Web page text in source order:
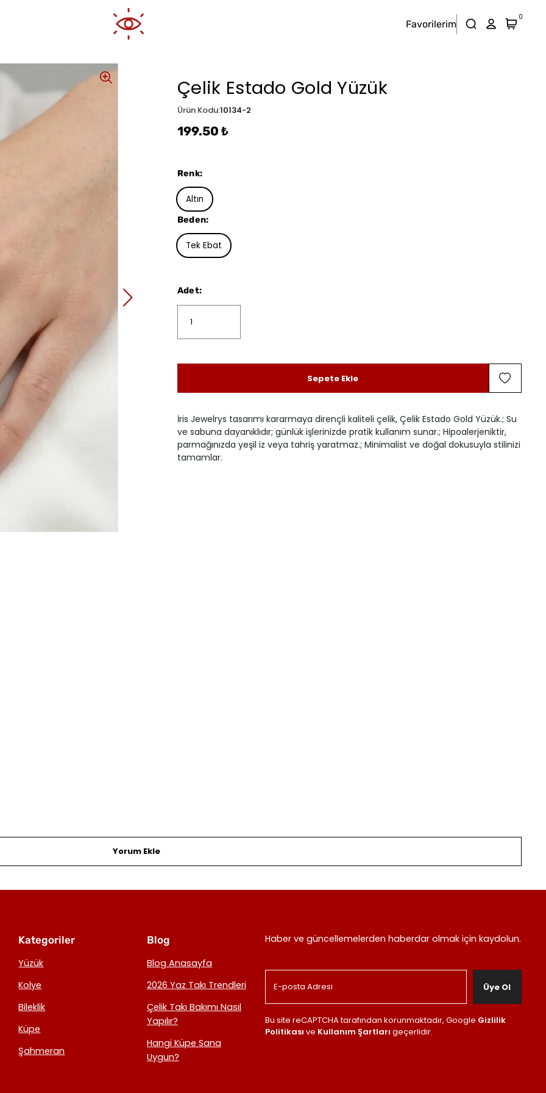
Favorilerim
0
Çelik Estado Gold Yüzük
Ürün Kodu:10134-2
199.50 ₺
İris Jewelrys tasarımı kararmaya dirençli kaliteli çelik, Çelik Estado Gold Yüzük.; Su
ve sabuna dayanıklıdır; günlük işlerinizde pratik kullanım sunar.; Hipoalerjeniktir,
parmağınızda yeşil iz veya tahriş yaratmaz.; Minimalist ve doğal dokusuyla stilinizi
tamamlar.
Renk:
Altın
Beden:
Tek Ebat
Adet:
Sepete Ekle
Yorum Ekle
Kategoriler
Yüzük
Kolye
Bileklik
Küpe
Şahmeran
Blog
Blog Anasayfa
2026 Yaz Takı Trendleri
Çelik Takı Bakımı Nasıl
Yapılır?
Hangi Küpe Sana
Uygun?
Haber ve güncellemelerden haberdar olmak için kaydolun.
Üye Ol
Bu site reCAPTCHA tarafından korunmaktadır, Google Gizlilik
Politikası ve Kullanım Şartları geçerlidir.